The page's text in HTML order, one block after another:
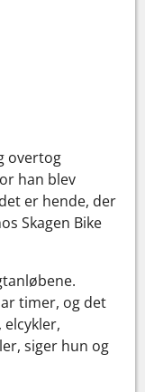
overtog
han blev
er hende, der
Skagen Bike
timer, og det
siger hun og